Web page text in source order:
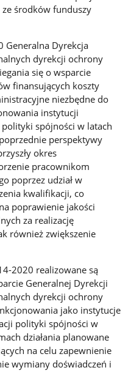
środków funduszy
Generalna Dyrekcja
dyrekcji ochrony
się o wsparcie
finansujących koszty
niezbędne do
instytucji
spójności w latach
perspektywy
okres
pracownikom
poprzez udział w
kwalifikacji, co
poprawienie jakości
za realizację
również zwiększenie
2020 realizowane są
Generalnej Dyrekcji
dyrekcji ochrony
jako instytucje
polityki spójności w
działania planowane
na celu zapewnienie
wymiany doświadczeń i